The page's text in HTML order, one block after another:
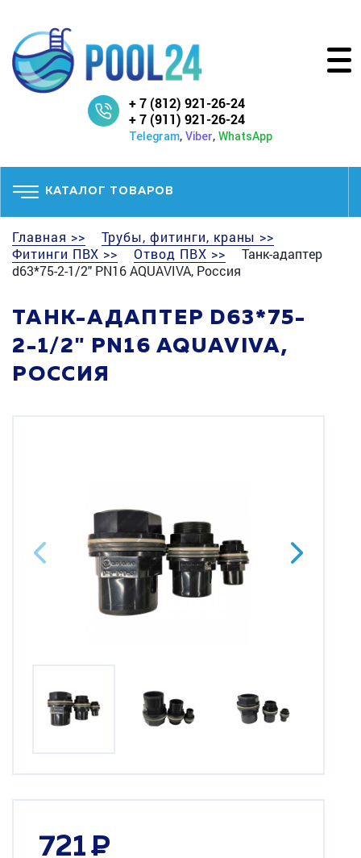
+ 7 (812) 921-26-24
+ 7 (911) 921-26-24
Telegram, Viber, WhatsApp
КАТАЛОГ ТОВАРОВ
Главная >>
Трубы, фитинги, краны >>
Фитинги ПВХ >>
Отвод ПВХ >>
Танк-адаптер
d63*75-2-1/2" PN16 AQUAVIVA, Россия
ТАНК-АДАПТЕР D63*75-
2-1/2" PN16 AQUAVIVA,
РОССИЯ
721